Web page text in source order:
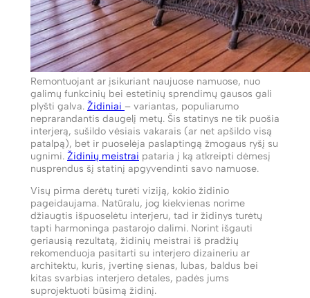
Remontuojant ar įsikuriant naujuose namuose, nuo
galimų funkcinių bei estetinių sprendimų gausos gali
plyšti galva. Židiniai – variantas, populiarumo
neprarandantis daugelį metų. Šis statinys ne tik puošia
interjerą, sušildo vėsiais vakarais (ar net apšildo visą
patalpą), bet ir puoselėja paslaptingą žmogaus ryšį su
ugnimi. Židinių meistrai pataria į ką atkreipti dėmesį
nusprendus šį statinį apgyvendinti savo namuose.
Visų pirma derėtų turėti viziją, kokio židinio
pageidaujama. Natūralu, jog kiekvienas norime
džiaugtis išpuoselėtu interjeru, tad ir židinys turėtų
tapti harmoninga pastarojo dalimi. Norint išgauti
geriausią rezultatą, židinių meistrai iš pradžių
rekomenduoja pasitarti su interjero dizaineriu ar
architektu, kuris, įvertinę sienas, lubas, baldus bei
kitas svarbias interjero detales, padės jums
suprojektuoti būsimą židinį.